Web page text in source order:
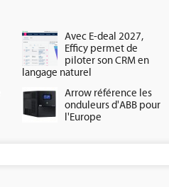
Avec E-deal 2027,
Efficy permet de
piloter son CRM en
langage naturel
Arrow référence les
onduleurs d'ABB pour
l'Europe